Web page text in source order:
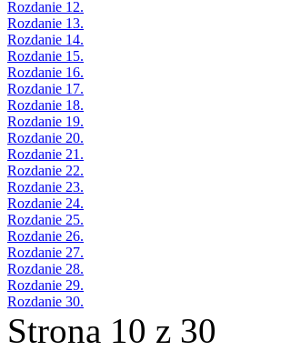
Rozdanie 12.
Rozdanie 13.
Rozdanie 14.
Rozdanie 15.
Rozdanie 16.
Rozdanie 17.
Rozdanie 18.
Rozdanie 19.
Rozdanie 20.
Rozdanie 21.
Rozdanie 22.
Rozdanie 23.
Rozdanie 24.
Rozdanie 25.
Rozdanie 26.
Rozdanie 27.
Rozdanie 28.
Rozdanie 29.
Rozdanie 30.
Strona 10 z 30